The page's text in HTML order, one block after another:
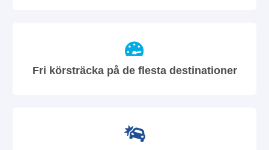
Fri körsträcka på de flesta destinationer